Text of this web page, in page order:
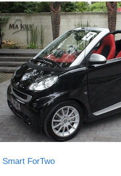
Smart ForTwo